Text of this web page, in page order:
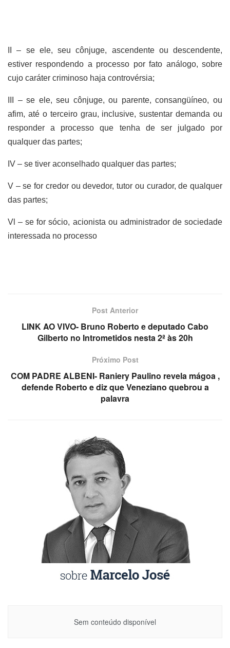
II – se ele, seu cônjuge, ascendente ou descendente,
estiver respondendo a processo por fato análogo, sobre
cujo caráter criminoso haja controvérsia;
III – se ele, seu cônjuge, ou parente, consangüíneo, ou
afim, até o terceiro grau, inclusive, sustentar demanda ou
responder a processo que tenha de ser julgado por
qualquer das partes;
IV – se tiver aconselhado qualquer das partes;
V – se for credor ou devedor, tutor ou curador, de qualquer
das partes;
Vl – se for sócio, acionista ou administrador de sociedade
interessada no processo
Post Anterior
LINK AO VIVO- Bruno Roberto e deputado Cabo
Gilberto no Intrometidos nesta 2ª às 20h
Próximo Post
COM PADRE ALBENI- Raniery Paulino revela mágoa ,
defende Roberto e diz que Veneziano quebrou a
palavra
Sem conteúdo disponível